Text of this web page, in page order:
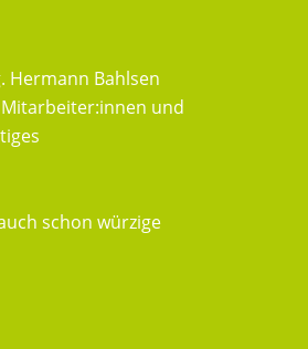
Hermann Bahlsen
und
schon würzige